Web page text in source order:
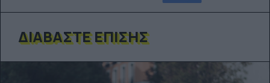
ΔΙΑΒΆΣΤΕ ΕΠΊΣΗΣ